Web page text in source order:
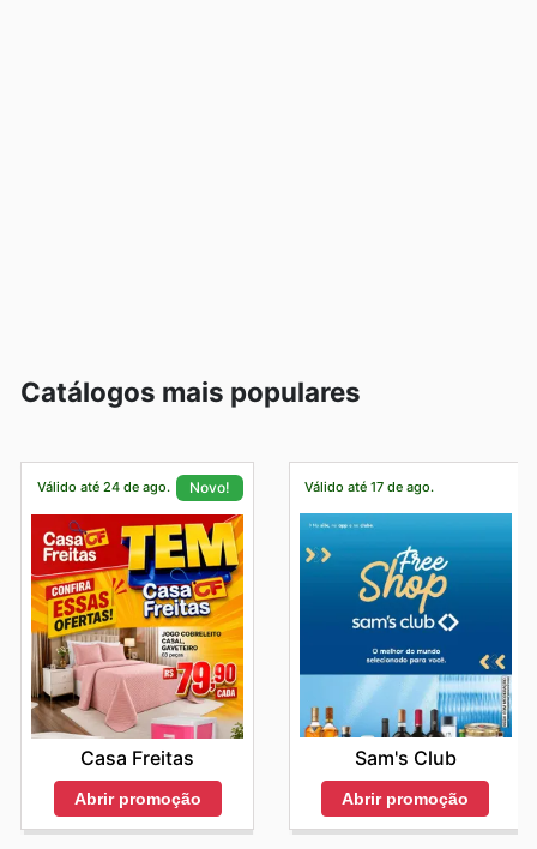
Catálogos mais populares
Válido até 24 de ago. Novo!
Casa Freitas
Abrir promoção
Válido até 17 de ago.
Sam's Club
Abrir promoção